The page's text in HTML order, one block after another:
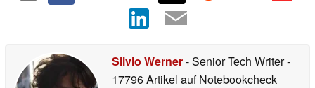
Silvio Werner- Senior Tech Writer-
17796 Artikel auf Notebookcheck